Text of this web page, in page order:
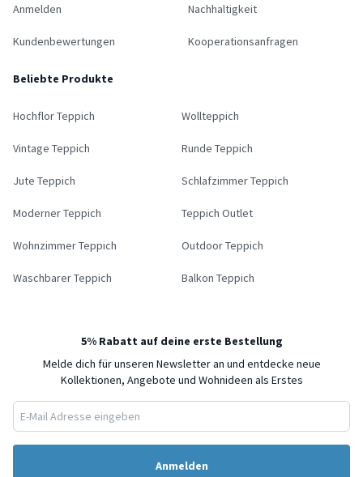
Anmelden
Kundenbewertungen
Nachhaltigkeit
Kooperationsanfragen
Beliebte Produkte
Hochflor Teppich Wollteppich
Vintage Teppich Runde Teppich
Jute Teppich Schlafzimmer Teppich
Moderner Teppich Teppich Outlet
Wohnzimmer Teppich Outdoor Teppich
Waschbarer Teppich Balkon Teppich
5% Rabatt auf deine erste Bestellung
Melde dich für unseren Newsletter an und entdecke neue
Kollektionen, Angebote und Wohnideen als Erstes
Anmelden